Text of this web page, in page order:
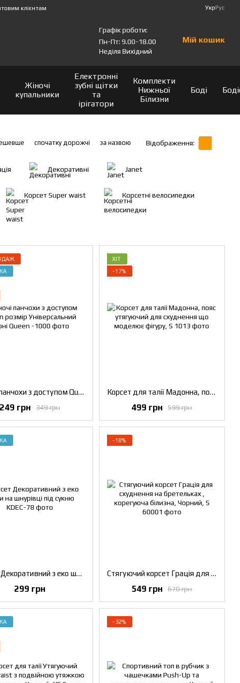
клієнтам УкрРус
Графік роботи:
Пн-Пт: 9.00-18.00
Неділя Вихідний
Мій кошик
Жіночі
купальники
Електронні
зубні щітки
та
ірігатори
Комплекти
Нижньої
Білизни
Боді
спочатку дорожчі за назвою Відображення:
Декоративні Janet
Корсет Super waist Корсетні велосипедки
Жіночі панчохи з доступом Queen розмір Універсальний Чорні
349 грн
249 грн
ХІТ
−17%
Корсет для талії Мадонна, пояс утягуючий для схуднення що моделює фігуру, S
599 грн
499 грн
Корсет Декоративний з еко шкіри на шнурівці під сукню
299 грн
−18%
Стягуючий корсет Грація для схуднення на бретельках , корегуюча білизна, Чорний, S
670 грн
549 грн
−32%